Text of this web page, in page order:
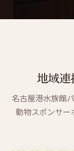
地域連
名古屋港水族館
動物スポンサー